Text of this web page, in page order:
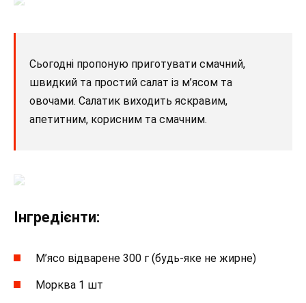
Сьогодні пропоную приготувати смачний,
швидкий та простий салат із м’ясом та
овочами. Салатик виходить яскравим,
апетитним, корисним та смачним.
Інгредієнти:
М’ясо відварене 300 г (будь-яке не жирне)
Морква 1 шт